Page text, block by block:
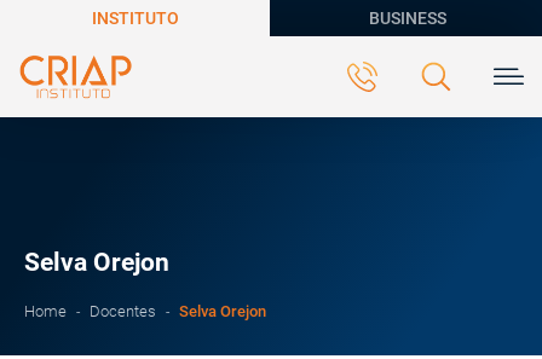
INSTITUTO BUSINESS
Selva Orejon
Home Docentes Selva Orejon